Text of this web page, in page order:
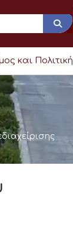
και Πολιτική